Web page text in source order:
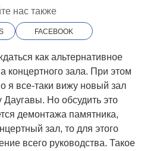
нас также
FACEBOOK
как альтернативное
концертного зала. При этом
я все-таки вижу новый зал
Даугавы. Но обсудить это
демонтажа памятника,
зал, то для этого
всего руководства. Такое